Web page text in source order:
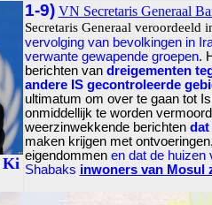
Ki
1-9) VN Secretaris Generaal
Secretaris Generaal veroordeeld
vervolging van bevolkingen in
verwante gewapende groepen.
berichten van dreigementen
andere IS gecontroleerde
ultimatum om over te gaan tot
onmiddellijk te worden
weerzinwekkende berichten dat
maken krijgen met
eigendommen en dat de huizen
Shabaks inwoners van Mosul